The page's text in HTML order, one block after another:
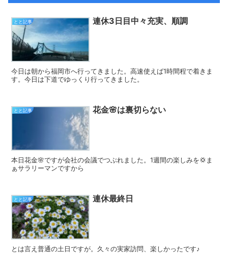
とと記事 連休3日目中々充実、順調
今日は朝から福岡市へ行ってきました。高速使えば1時間程で着きま
す。今日は下道でゆっくり行ってきました。
とと記事 花金🌸は裏切らない
本日花金🌸ですが会社の会議でつぶれました。1週間の楽しみを💢ま
ぁサラリーマンですから
とと記事 連休最終日
とは言え普通の土日ですが。久々の実家訪問、楽しかったです♪